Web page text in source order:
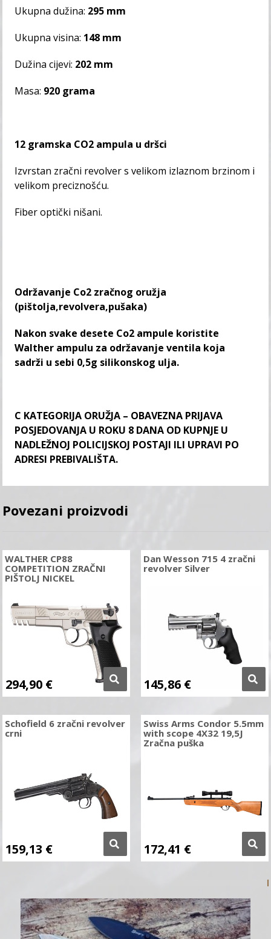
Ukupna dužina: 295 mm
Ukupna visina: 148 mm
Dužina cijevi: 202 mm
Masa: 920 grama
12 gramska CO2 ampula u dršci
Izvrstan zračni revolver s velikom izlaznom brzinom i
velikom preciznošću.
Fiber optički nišani.
Održavanje Co2 zračnog oružja
(pištolja,revolvera,pušaka)
Nakon svake desete Co2 ampule koristite
Walther ampulu za održavanje ventila koja
sadrži u sebi 0,5g silikonskog ulja.
C KATEGORIJA ORUŽJA – OBAVEZNA PRIJAVA
POSJEDOVANJA U ROKU 8 DANA OD KUPNJE U
NADLEŽNOJ POLICIJSKOJ POSTAJI ILI UPRAVI PO
ADRESI PREBIVALIŠTA.
Povezani proizvodi
WALTHER CP88
COMPETITION ZRAČNI
PIŠTOLJ NICKEL
294,90 €
Dan Wesson 715 4 zračni
revolver Silver
145,86 €
Schofield 6 zračni revolver
crni
159,13 €
Swiss Arms Condor 5.5mm
with scope 4X32 19,5J
Zračna puška
172,41 €